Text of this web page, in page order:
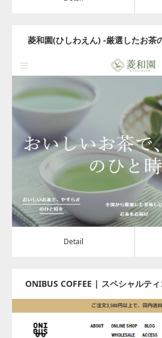
菱和園(ひしわえん) -厳選したお茶
茶の菱和園
Update:
その他の商
Detail Visit
Detail
ONIBUS COFFEE | スペシャルテ